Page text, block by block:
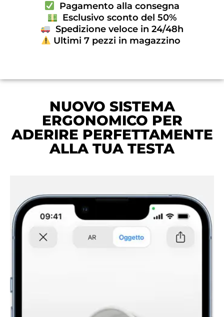
Pagamento alla consegna
Esclusivo sconto del 50%
Spedizione veloce in 24/48h
Ultimi 7 pezzi in magazzino
NUOVO SISTEMA
ERGONOMICO PER
ADERIRE PERFETTAMENTE
ALLA TUA TESTA